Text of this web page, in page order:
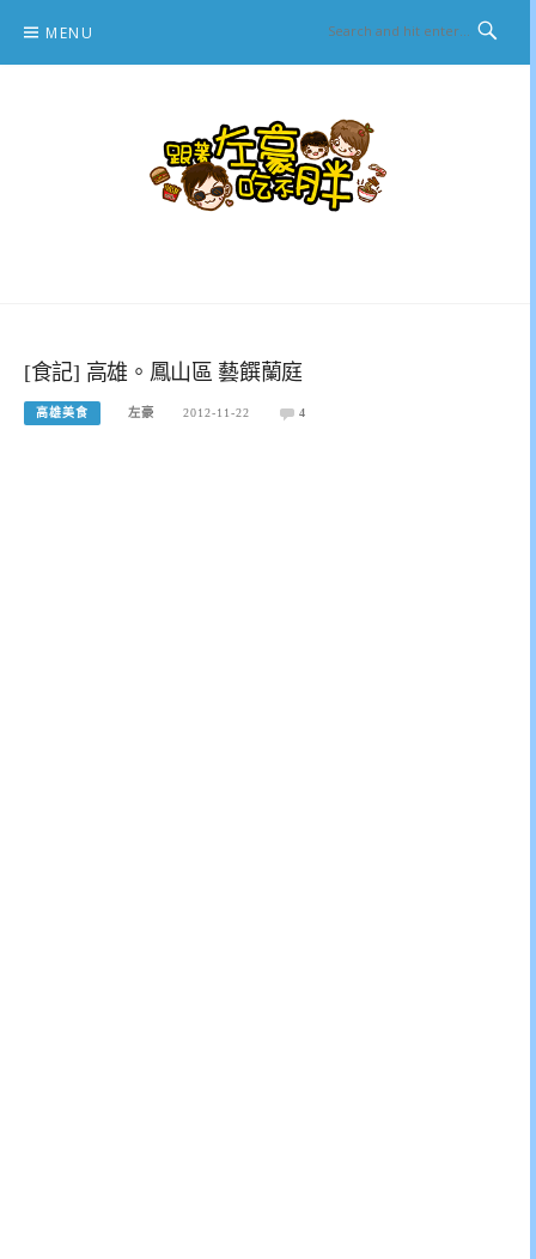
content
MENU
[食記] 高雄。鳳山區 藝饌蘭庭
高雄美食 左豪 2012-11-22 4